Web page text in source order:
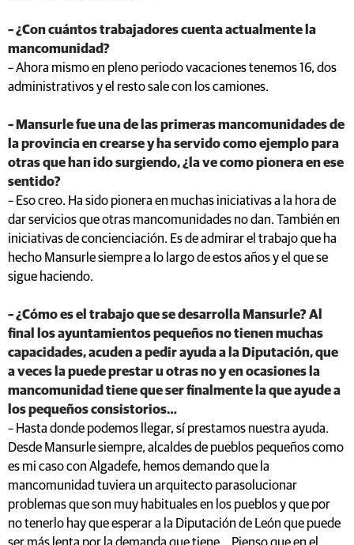
– ¿Con cuántos trabajadores cuenta actualmente la
mancomunidad?
– Ahora mismo en pleno periodo vacaciones tenemos 16, dos
administrativos y el resto sale con los camiones.
– Mansurle fue una de las primeras mancomunidades de
la provincia en crearse y ha servido como ejemplo para
otras que han ido surgiendo, ¿la ve como pionera en ese
sentido?
– Eso creo. Ha sido pionera en muchas iniciativas a la hora de
dar servicios que otras mancomunidades no dan. También en
iniciativas de concienciación. Es de admirar el trabajo que ha
hecho Mansurle siempre a lo largo de estos años y el que se
sigue haciendo.
– ¿Cómo es el trabajo que se desarrolla Mansurle? Al
final los ayuntamientos pequeños no tienen muchas
capacidades, acuden a pedir ayuda a la Diputación, que
a veces la puede prestar u otras no y en ocasiones la
mancomunidad tiene que ser finalmente la que ayude a
los pequeños consistorios…
– Hasta donde podemos llegar, sí prestamos nuestra ayuda.
Desde Mansurle siempre, alcaldes de pueblos pequeños como
es mi caso con Algadefe, hemos demando que la
mancomunidad tuviera un arquitecto parasolucionar
problemas que son muy habituales en los pueblos y que por
no tenerlo hay que esperar a la Diputación de León que puede